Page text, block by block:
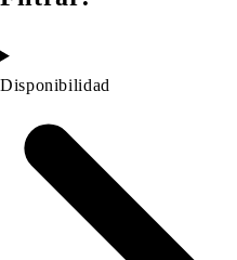
Disponibilidad